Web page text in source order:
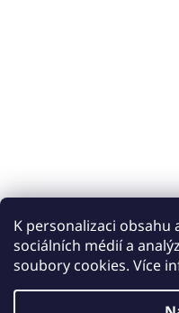
K personalizaci
sociálních médií a
soubory cookies. Více